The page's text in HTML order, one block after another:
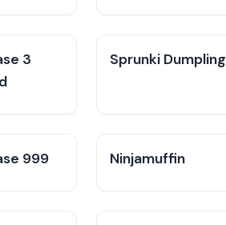
3
Sprunki Dumpling
999 Ninjamuffin